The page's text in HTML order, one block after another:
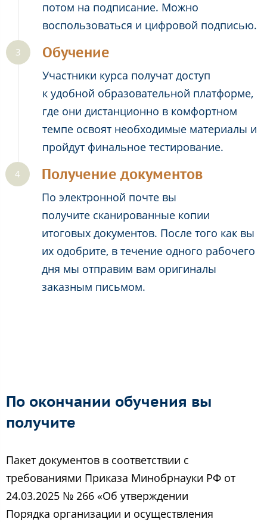
потом на подписание. Можно
воспользоваться и цифровой подписью.
Обучение
Участники курса получат доступ
к удобной образовательной платформе,
где они дистанционно в комфортном
темпе освоят необходимые материалы и
пройдут финальное тестирование.
Получение документов
По электронной почте вы
получите сканированные копии
итоговых документов. После того как вы
их одобрите, в течение одного рабочего
дня мы отправим вам оригиналы
заказным письмом.
По окончании обучения вы
получите
Пакет документов в соответствии с
требованиями Приказа Минобрнауки РФ от
24.03.2025 № 266 «Об утверждении
Порядка организации и осуществления